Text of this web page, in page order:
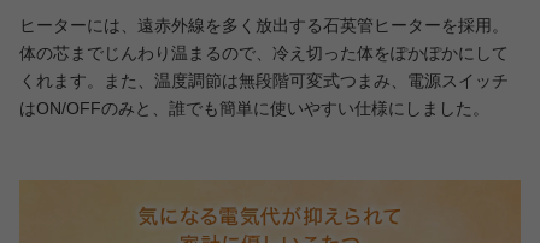
ヒーターには、遠赤外線を多く放出する石英管ヒーターを採用。
体の芯までじんわり温まるので、冷え切った体をぽかぽかにして
くれます。また、温度調節は無段階可変式つまみ、電源スイッチ
はON/OFFのみと、誰でも簡単に使いやすい仕様にしました。